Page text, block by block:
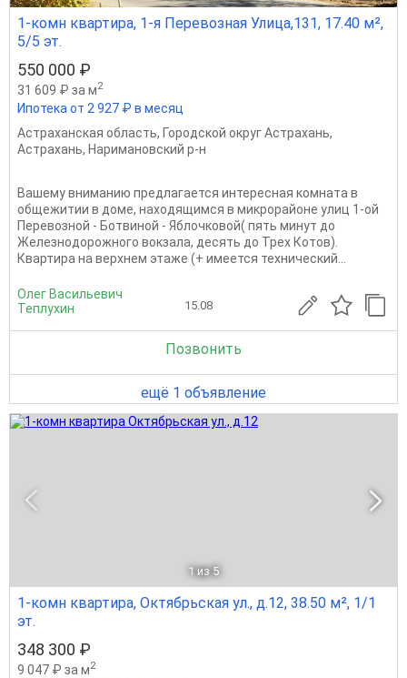
1-комн квартира, 1-я Перевозная Улица,131, 17.40 м²,
5/5 эт.
550 000 ₽
31 609 ₽ за м2
Ипотека от 2 927 ₽ в месяц
Астраханская область, Городской округ Астрахань,
Астрахань, Наримановский р-н
Вашему вниманию предлагается интересная комната в
общежитии в доме, находящимся в микрорайоне улиц 1-ой
Перевозной - Ботвиной - Яблочковой( пять минут до
Железнодорожного вокзала, десять до Трех Котов).
Квартира на верхнем этаже (+ имеется технический...
Олег Васильевич
Теплухин
15.08
Позвонить
ещё 1 объявление
1 из 5
1-комн квартира, Октябрьская ул., д.12, 38.50 м², 1/1
эт.
348 300 ₽
9 047 ₽ за м2